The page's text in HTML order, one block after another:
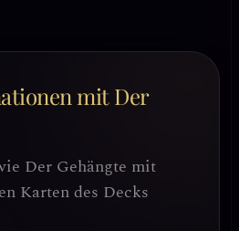
mit Der
Der Gehängte mit
Karten des Decks